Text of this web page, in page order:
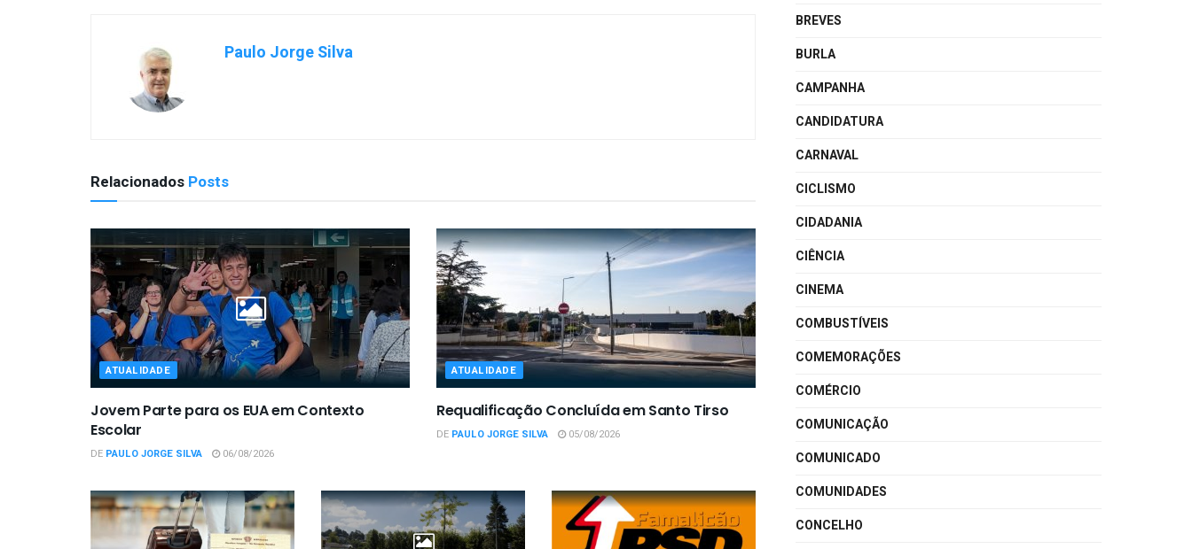
Paulo Jorge Silva
Relacionados Posts
ATUALIDADE
Jovem Parte para os EUA em Contexto
Escolar
DE PAULO JORGE SILVA 06/08/2026
ATUALIDADE
Requalificação Concluída em Santo Tirso
DE PAULO JORGE SILVA 05/08/2026
BREVES
BURLA
CAMPANHA
CANDIDATURA
CARNAVAL
CICLISMO
CIDADANIA
CIÊNCIA
CINEMA
COMBUSTÍVEIS
COMEMORAÇÕES
COMÉRCIO
COMUNICAÇÃO
COMUNICADO
COMUNIDADES
CONCELHO